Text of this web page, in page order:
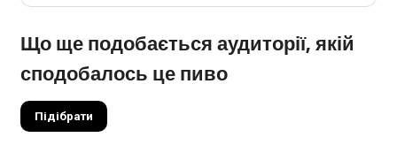
Що ще подобається аудиторії, якій
сподобалось це пиво
Підібрати